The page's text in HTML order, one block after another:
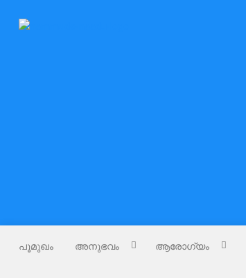
Nammude
പൂമുഖം അനുഭവം ആരോഗ്യം